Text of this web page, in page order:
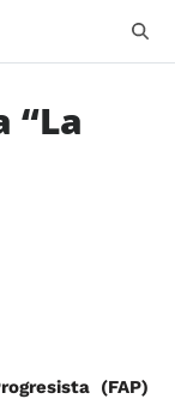
“La
(FAP)